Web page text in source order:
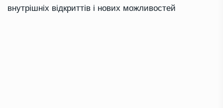
внутрішніх відкриттів і нових можливостей